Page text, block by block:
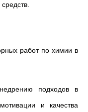
работ по химии в
подходов в
и качества